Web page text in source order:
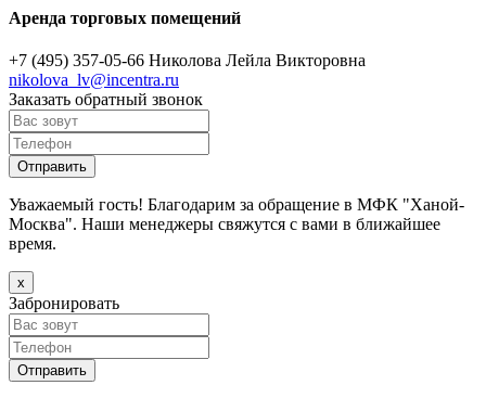
Аренда торговых помещений
+7 (495) 357-05-66 Николова Лейла Викторовна
nikolova_lv@incentra.ru
Заказать обратный звонок
Уважаемый гость! Благодарим за обращение в МФК "Ханой-
Москва". Наши менеджеры свяжутся с вами в ближайшее
время.
х
Забронировать